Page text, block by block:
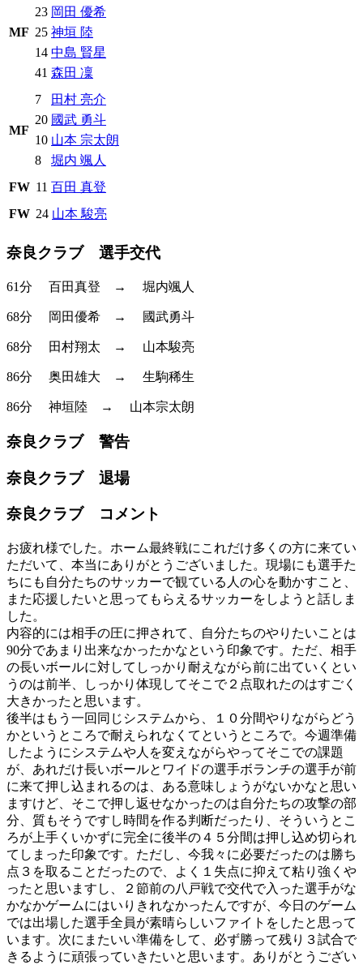
MF
23 岡田 優希
25 神垣 陸
14 中島 賢星
41 森田 凜
MF
7
田村 亮介
20 國武 勇斗
10 山本 宗太朗
8
堀内 颯人
FW 11 百田 真登
FW 24 山本 駿亮
奈良クラブ 選手交代
61分 百田真登 → 堀内颯人
68分 岡田優希 → 國武勇斗
68分 田村翔太 → 山本駿亮
86分 奥田雄大 → 生駒稀生
86分 神垣陸 → 山本宗太朗
奈良クラブ 警告
奈良クラブ 退場
奈良クラブ コメント
お疲れ様でした。ホーム最終戦にこれだけ多くの方に来てい
ただいて、本当にありがとうございました。現場にも選手た
ちにも自分たちのサッカーで観ている人の心を動かすこと、
また応援したいと思ってもらえるサッカーをしようと話しま
した。
内容的には相手の圧に押されて、自分たちのやりたいことは
90分であまり出来なかったかなという印象です。ただ、相手
の長いボールに対してしっかり耐えながら前に出ていくとい
うのは前半、しっかり体現してそこで２点取れたのはすごく
大きかったと思います。
後半はもう一回同じシステムから、１０分間やりながらどう
かというところで耐えられなくてというところで。今週準備
したようにシステムや人を変えながらやってそこでの課題
が、あれだけ長いボールとワイドの選手ボランチの選手が前
に来て押し込まれるのは、ある意味しょうがないかなと思い
ますけど、そこで押し返せなかったのは自分たちの攻撃の部
分、質もそうですし時間を作る判断だったり、そういうとこ
ろが上手くいかずに完全に後半の４５分間は押し込め切られ
てしまった印象です。ただし、今我々に必要だったのは勝ち
点３を取ることだったので、よく１失点に抑えて粘り強くや
ったと思いますし、２節前の八戸戦で交代で入った選手がな
かなかゲームにはいりきれなかったんですが、今日のゲーム
では出場した選手全員が素晴らしいファイトをしたと思って
います。次にまたいい準備をして、必ず勝って残り３試合で
きるように頑張っていきたいと思います。ありがとうござい